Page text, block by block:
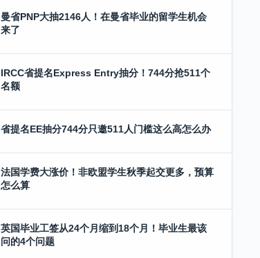
曼省PNP大抽2146人！在曼省毕业的留学生机会
来了
IRCC省提名Express Entry抽分！744分抢511个
名额
省提名EE抽分744分只邀511人门槛这么高怎么办
法国学费大涨价！非欧盟学生秋季起交更多，预算
怎么算
英国毕业工签从24个月缩到18个月！毕业生最该
问的4个问题